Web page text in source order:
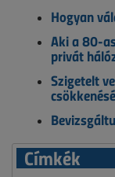
Hogyan
Aki a 80-
privát
Szigetelt
Címkék